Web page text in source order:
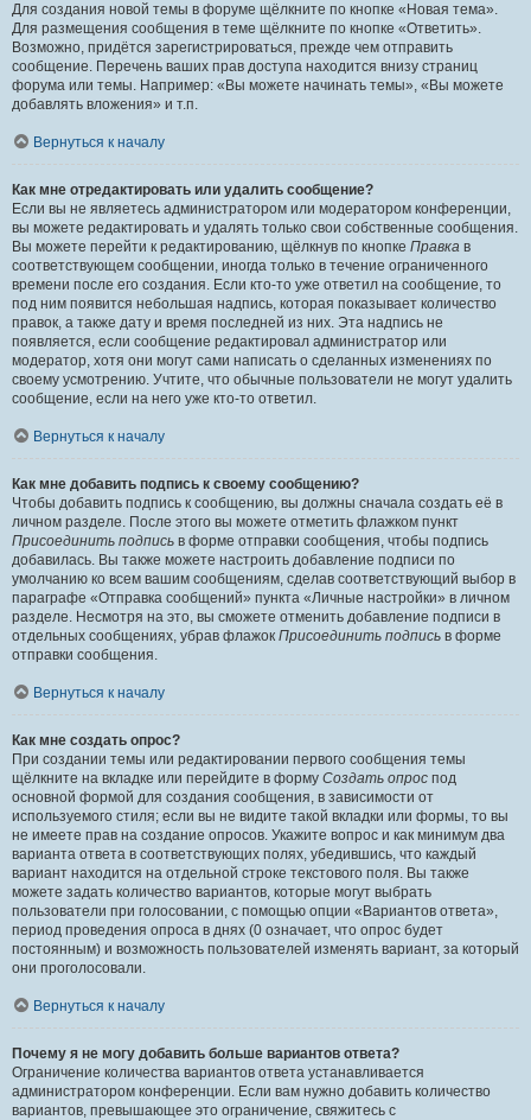
Для создания новой темы в форуме щёлкните по кнопке «Новая тема».
Для размещения сообщения в теме щёлкните по кнопке «Ответить».
Возможно, придётся зарегистрироваться, прежде чем отправить
сообщение. Перечень ваших прав доступа находится внизу страниц
форума или темы. Например: «Вы можете начинать темы», «Вы можете
добавлять вложения» и т.п.
Вернуться к началу
Как мне отредактировать или удалить сообщение?
Если вы не являетесь администратором или модератором конференции,
вы можете редактировать и удалять только свои собственные сообщения.
Вы можете перейти к редактированию, щёлкнув по кнопке Правка в
соответствующем сообщении, иногда только в течение ограниченного
времени после его создания. Если кто-то уже ответил на сообщение, то
под ним появится небольшая надпись, которая показывает количество
правок, а также дату и время последней из них. Эта надпись не
появляется, если сообщение редактировал администратор или
модератор, хотя они могут сами написать о сделанных изменениях по
своему усмотрению. Учтите, что обычные пользователи не могут удалить
сообщение, если на него уже кто-то ответил.
Вернуться к началу
Как мне добавить подпись к своему сообщению?
Чтобы добавить подпись к сообщению, вы должны сначала создать её в
личном разделе. После этого вы можете отметить флажком пункт
Присоединить подпись в форме отправки сообщения, чтобы подпись
добавилась. Вы также можете настроить добавление подписи по
умолчанию ко всем вашим сообщениям, сделав соответствующий выбор в
параграфе «Отправка сообщений» пункта «Личные настройки» в личном
разделе. Несмотря на это, вы сможете отменить добавление подписи в
отдельных сообщениях, убрав флажок Присоединить подпись в форме
отправки сообщения.
Вернуться к началу
Как мне создать опрос?
При создании темы или редактировании первого сообщения темы
щёлкните на вкладке или перейдите в форму Создать опрос под
основной формой для создания сообщения, в зависимости от
используемого стиля; если вы не видите такой вкладки или формы, то вы
не имеете прав на создание опросов. Укажите вопрос и как минимум два
варианта ответа в соответствующих полях, убедившись, что каждый
вариант находится на отдельной строке текстового поля. Вы также
можете задать количество вариантов, которые могут выбрать
пользователи при голосовании, с помощью опции «Вариантов ответа»,
период проведения опроса в днях (0 означает, что опрос будет
постоянным) и возможность пользователей изменять вариант, за который
они проголосовали.
Вернуться к началу
Почему я не могу добавить больше вариантов ответа?
Ограничение количества вариантов ответа устанавливается
администратором конференции. Если вам нужно добавить количество
вариантов, превышающее это ограничение, свяжитесь с